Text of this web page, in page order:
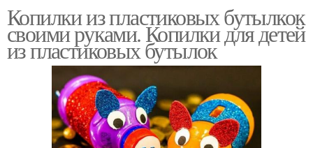
Копилки из пластиковых бутылкок
своими руками. Копилки для детей
из пластиковых бутылок